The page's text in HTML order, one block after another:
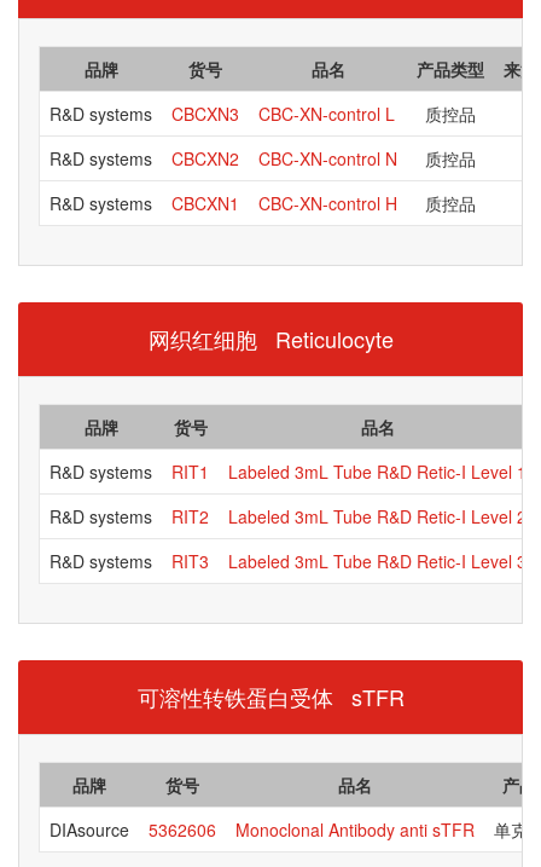
品牌 货号 品名 产品类型
来源
R&D systems
CBCXN3 CBC-XN-control L
质控品
R&D systems
CBCXN2 CBC-XN-control N
质控品
R&D systems
CBCXN1 CBC-XN-control H 质控品
网织红细胞 Reticulocyte
品牌 货号
品名
R&D systems
RIT1
Labeled 3mL Tube R&D Retic-I Level 1
R&D systems
RIT2
Labeled 3mL Tube R&D Retic-I Level 2
R&D systems
RIT3 Labeled 3mL Tube R&D Retic-I Level 3
可溶性转铁蛋白受体 sTFR
品牌 货号 品名
产
DIAsource
5362606 Monoclonal Antibody anti sTFR 单克